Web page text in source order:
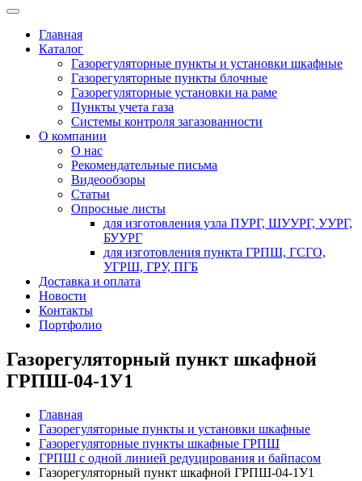
Главная
Каталог
Газорегуляторные пункты и установки шкафные
Газорегуляторные пункты блочные
Газорегуляторные установки на раме
Пункты учета газа
Системы контроля загазованности
О компании
О нас
Рекомендательные письма
Видеообзоры
Статьи
Опросные листы
для изготовления узла ПУРГ, ШУУРГ, УУРГ,
БУУРГ
для изготовления пункта ГРПШ, ГСГО,
УГРШ, ГРУ, ПГБ
Доставка и оплата
Новости
Контакты
Портфолио
Газорегуляторный пункт шкафной
ГРПШ-04-1У1
Главная
Газорегуляторные пункты и установки шкафные
Газорегуляторные пункты шкафные ГРПШ
ГРПШ с одной линией редуцирования и байпасом
Газорегуляторный пункт шкафной ГРПШ-04-1У1